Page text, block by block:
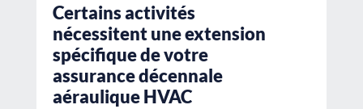
Certains activités
nécessitent une extension
spécifique de votre
assurance décennale
aéraulique HVAC